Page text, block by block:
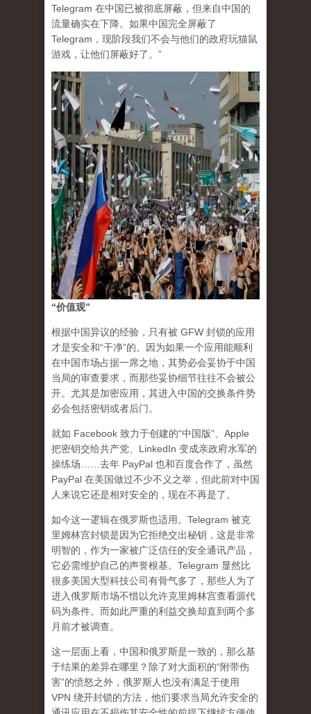
Telegram 在中国已被彻底屏蔽，但来自中国的
流量确实在下降。如果中国完全屏蔽了
Telegram，现阶段我们不会与他们的政府玩猫鼠
游戏，让他们屏蔽好了。”
“价值观”
根据中国异议的经验，只有被 GFW 封锁的应用
才是安全和“干净”的。因为如果一个应用能顺利
在中国市场占据一席之地，其势必会妥协于中国
当局的审查要求，而那些妥协细节往往不会被公
开。尤其是加密应用，其进入中国的交换条件势
必会包括密钥或者后门。
就如 Facebook 致力于创建的“中国版”、Apple
把密钥交给共产党、LinkedIn 变成亲政府水军的
操练场……去年 PayPal 也和百度合作了，虽然
PayPal 在美国做过不少不义之举，但此前对中国
人来说它还是相对安全的，现在不再是了。
如今这一逻辑在俄罗斯也适用。Telegram 被克
里姆林宫封锁是因为它拒绝交出秘钥，这是非常
明智的，作为一家被广泛信任的安全通讯产品，
它必需维护自己的声誉根基。Telegram 显然比
很多美国大型科技公司有骨气多了，那些人为了
进入俄罗斯市场不惜以允许克里姆林宫查看源代
码为条件。而如此严重的利益交换却直到两个多
月前才被调查。
这一层面上看，中国和俄罗斯是一致的，那么基
于结果的差异在哪里？除了对大面积的“附带伤
害”的愤怒之外，俄罗斯人也没有满足于使用
VPN 绕开封锁的方法，他们要求当局允许安全的